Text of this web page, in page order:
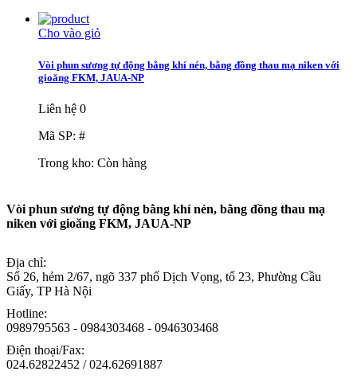
Cho vào giỏ
Vòi phun sương tự động bằng khí nén, bằng đồng thau mạ niken với
gioăng FKM, JAUA-NP
Liên hệ 0
Mã SP: #
Trong kho: Còn hàng
Vòi phun sương tự động bằng khí nén, bằng đồng thau mạ
niken với gioăng FKM, JAUA-NP
Địa chỉ:
Số 26, hẻm 2/67, ngõ 337 phố Dịch Vọng, tổ 23, Phường Cầu
Giấy, TP Hà Nội
Hotline:
0989795563 - 0984303468 - 0946303468
Điện thoại/Fax:
024.62822452 / 024.62691887